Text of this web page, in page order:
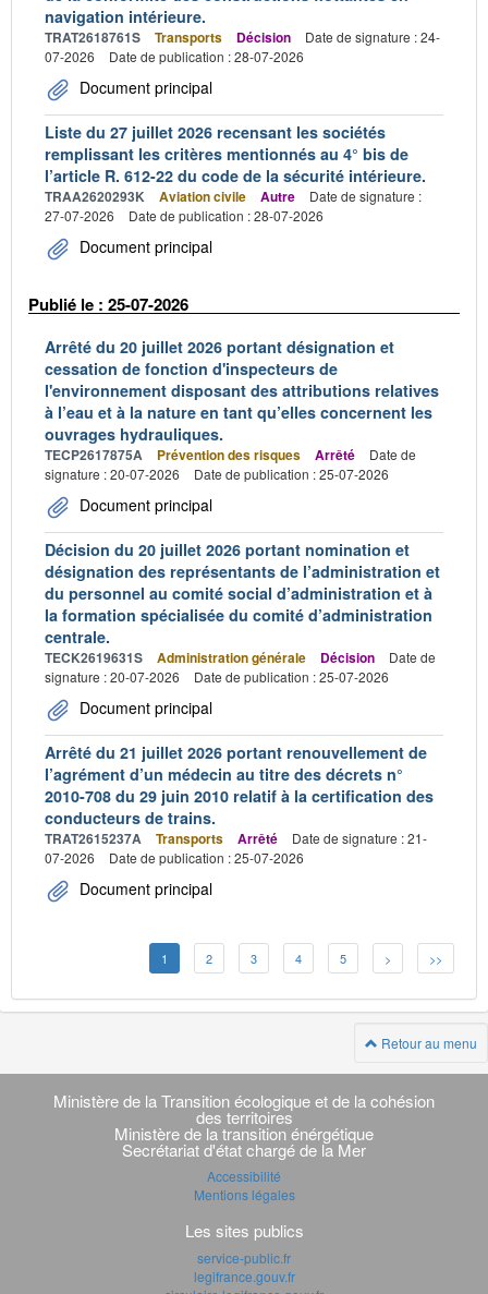
navigation intérieure.
TRAT2618761S Transports Décision
Date de signature : 24-
07-2026
Date de publication : 28-07-2026
Document principal
Liste du 27 juillet 2026 recensant les sociétés
remplissant les critères mentionnés au 4° bis de
l’article R. 612-22 du code de la sécurité intérieure.
TRAA2620293K Aviation civile Autre
Date de signature :
27-07-2026
Date de publication : 28-07-2026
Document principal
Publié le : 25-07-2026
Arrêté du 20 juillet 2026 portant désignation et
cessation de fonction d'inspecteurs de
l'environnement disposant des attributions relatives
à l’eau et à la nature en tant qu’elles concernent les
ouvrages hydrauliques.
TECP2617875A Prévention des risques Arrêté
Date de
signature : 20-07-2026
Date de publication : 25-07-2026
Document principal
Décision du 20 juillet 2026 portant nomination et
désignation des représentants de l’administration et
du personnel au comité social d’administration et à
la formation spécialisée du comité d’administration
centrale.
TECK2619631S Administration générale Décision
Date de
signature : 20-07-2026
Date de publication : 25-07-2026
Document principal
Arrêté du 21 juillet 2026 portant renouvellement de
l’agrément d’un médecin au titre des décrets n°
2010-708 du 29 juin 2010 relatif à la certification des
conducteurs de trains.
TRAT2615237A Transports Arrêté
Date de signature : 21-
07-2026
Date de publication : 25-07-2026
Document principal
1 2 3 4 5 > >>
Retour au menu
Navigation
transverse
Ministère de la Transition écologique et de la cohésion
des territoires
Ministère de la transition énérgétique
Secrétariat d'état chargé de la Mer
Accessibilité
Mentions légales
Les sites publics
service-public.fr
legifrance.gouv.fr